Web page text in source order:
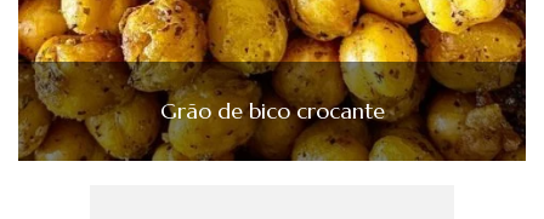
Grão de bico crocante